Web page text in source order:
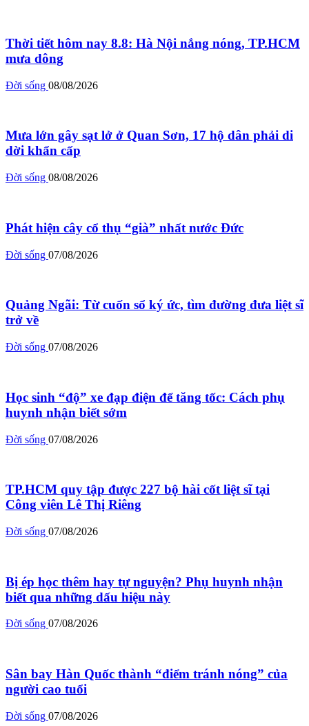
Thời tiết hôm nay 8.8: Hà Nội nắng nóng, TP.HCM
mưa dông
Đời sống 08/08/2026
Mưa lớn gây sạt lở ở Quan Sơn, 17 hộ dân phải di
dời khẩn cấp
Đời sống 08/08/2026
Phát hiện cây cổ thụ “già” nhất nước Đức
Đời sống 07/08/2026
Quảng Ngãi: Từ cuốn sổ ký ức, tìm đường đưa liệt sĩ
trở về
Đời sống 07/08/2026
Học sinh “độ” xe đạp điện để tăng tốc: Cách phụ
huynh nhận biết sớm
Đời sống 07/08/2026
TP.HCM quy tập được 227 bộ hài cốt liệt sĩ tại
Công viên Lê Thị Riêng
Đời sống 07/08/2026
Bị ép học thêm hay tự nguyện? Phụ huynh nhận
biết qua những dấu hiệu này
Đời sống 07/08/2026
Sân bay Hàn Quốc thành “điểm tránh nóng” của
người cao tuổi
Đời sống 07/08/2026